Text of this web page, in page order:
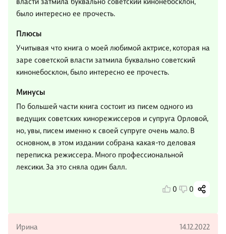
было интересно ее прочесть.
Плюсы
Учитывая что книга о моей любимой актрисе, которая на
заре советской власти затмила буквально советский
кинонебосклон, было интересно ее прочесть.
Минусы
По большей части книга состоит из писем одного из
ведущих советских кинорежиссеров и супруга Орловой,
но, увы, писем именно к своей супруге очень мало. В
основном, в этом издании собрана какая-то деловая
переписка режиссера. Много профессиональной
лексики. За это сняла один балл.
0 0
Ирина 14.12.2022